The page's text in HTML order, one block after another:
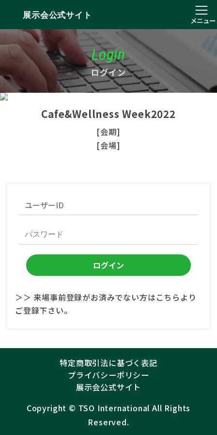
展示会公式サイト
メニュー
Login
ログイン
Cafe&Wellness Week2022
[会期]
[会場]
＞＞ 来場事前登録がお済みでない方はこちらより
ご登録下さい。
特定商取引法に基づく表記
プライバシーポリシー
展示会公式サイト
Copyright ©︎ TSO International All Rights
Reserved.